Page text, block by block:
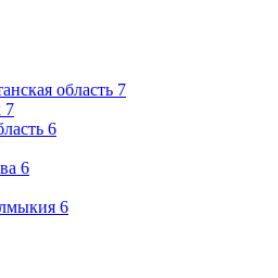
область 7
7
6
6
6